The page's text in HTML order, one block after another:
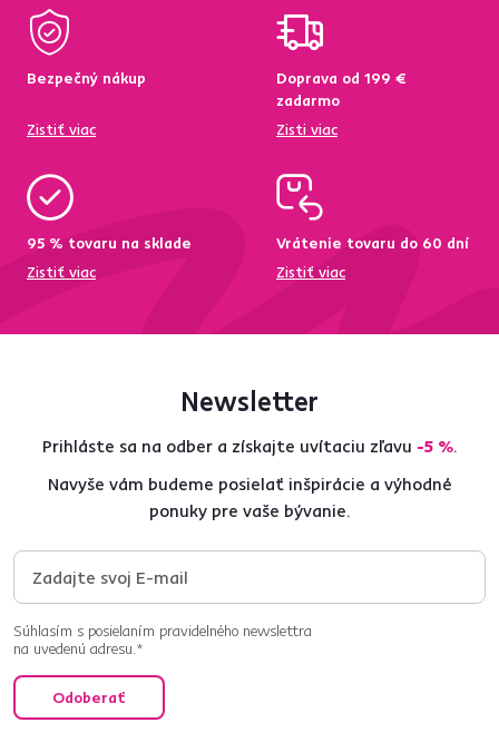
Bezpečný nákup
Zistiť viac
Doprava od 199 €
zadarmo
Zisti viac
95 % tovaru na sklade
Zistiť viac
Vrátenie tovaru do 60 dní
Zistiť viac
Newsletter
Prihláste sa na odber a získajte uvítaciu zľavu -5 %.
Navyše vám budeme posielať inšpirácie a výhodné
ponuky pre vaše bývanie.
Súhlasím s posielaním pravidelného newslettra
na uvedenú adresu.*
Odoberať